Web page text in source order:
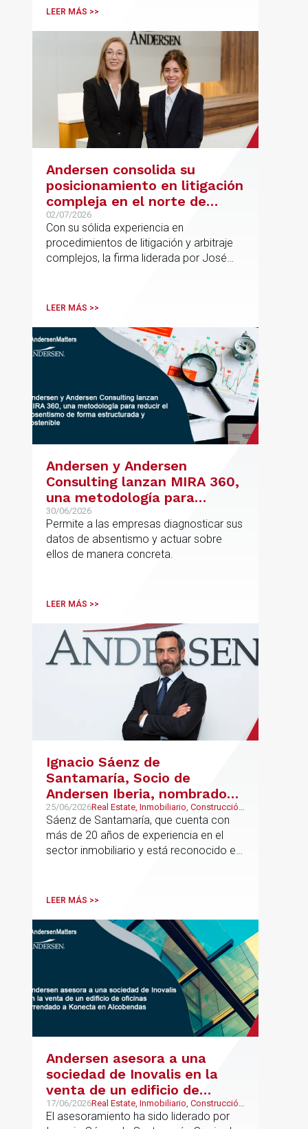
españolas que combinan los sectores
LEER MÁS >>
Andersen consolida su
posicionamiento en litigación
compleja en el norte de
España con la incorporación
de Rebeca Larena
02/07/2026
Con su sólida experiencia en
procedimientos de litigación y arbitraje
complejos, la firma liderada por José
posicionamiento en asesoramiento
LEER MÁS >>
Andersen y Andersen
Consulting lanzan MIRA 360,
una metodología para
reducir el absentismo de
forma estructurada y
sostenible
30/06/2026
Permite a las empresas diagnosticar sus
datos de absentismo y actuar sobre
ellos de manera concreta.
LEER MÁS >>
Ignacio Sáenz de
Santamaría, Socio de
Andersen Iberia, nombrado
director europeo de
Inmobiliario de Andersen
25/06/2026Real Estate, Inmobiliario, Construcción
y Urbanismo
Sáenz de Santamaría, que cuenta con
más de 20 años de experiencia en el
sector inmobiliario y está reconocido en
codirigirá el EU Real Estate Industry
UK.
LEER MÁS >>
Andersen asesora a una
sociedad de Inovalis en la
venta de un edificio de
oficinas arrendado a Konecta
en Alcobendas
17/06/2026Real Estate, Inmobiliario, Construcción
y Urbanismo
El asesoramiento ha sido liderado por